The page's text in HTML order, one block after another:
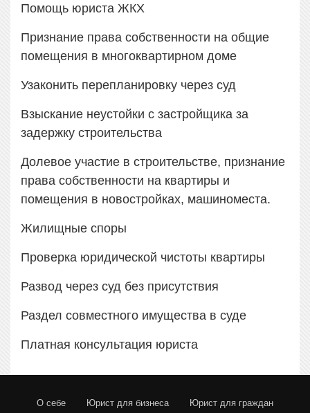
Помощь юриста ЖКХ
Признание права собственности на общие
помещения в многоквартирном доме
Узаконить перепланировку через суд
Взыскание неустойки с застройщика за
задержку строительства
Долевое участие в строительстве, признание
права собственности на квартиры и
помещения в новостройках, машиноместа.
Жилищные споры
Проверка юридической чистоты квартиры
Развод через суд без присутствия
Раздел совместного имущества в суде
Платная консультация юриста
О себе Юрист для бизнеса Юрист для граждан